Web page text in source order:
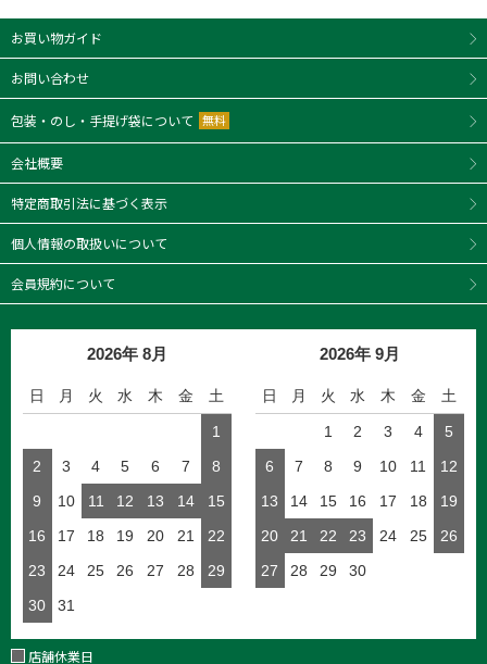
あーちゃんパパ 3 購入者 非公開
ゆう 8 購入者 非公開
投稿日
2024/11/01
お買い物ガイド
お問い合わせ
包装・のし・手提げ袋について 無料
会社概要
特定商取引法に基づく表示
個人情報の取扱いについて
会員規約について
2026年 8月
日 月 火 水 木 金 土
1
2
3 4 5 6 7
8
9
10 11 12 13 14
15
16
17 18 19 20 21
22
23
24 25 26 27 28
29
30
31
2026年 9月
日 月 火 水 木 金 土
1 2 3 4
5
6
7 8 9 10 11
12
13
14 15 16 17 18
19
20
21 22 23 24 25
26
27
28 29 30
店舗休業日